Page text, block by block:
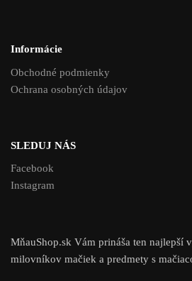
Informácie
Obchodné podmienky
Ochrana osobných údajov
SLEDUJ NÁS
Facebook
Instagram
MňauShop.sk Vám prináša ten najlepší
milovníkov mačiek a predmety s